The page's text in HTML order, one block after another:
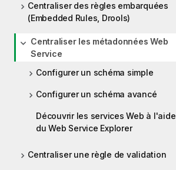
Centraliser des règles embarquées
(Embedded Rules, Drools)
Centraliser les métadonnées Web
Service
Configurer un schéma simple
Configurer un schéma avancé
Découvrir les services Web à l'aide
du Web Service Explorer
Centraliser une règle de validation